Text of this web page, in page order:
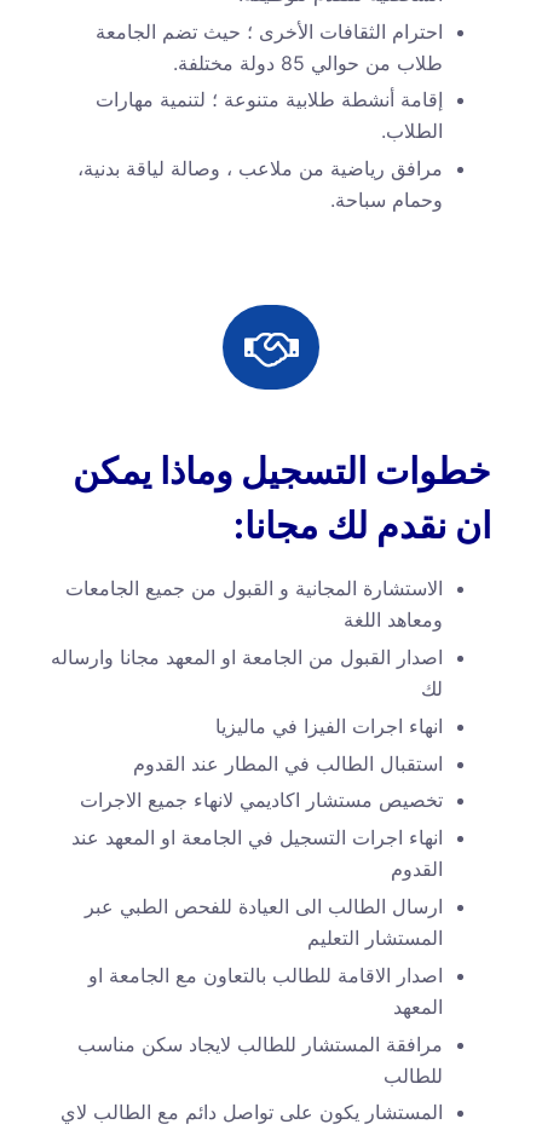
احترام الثقافات الأخرى ؛ حيث تضم الجامعة
طلاب من حوالي 85 دولة مختلفة.
إقامة أنشطة طلابية متنوعة ؛ لتنمية مهارات
الطلاب.
مرافق رياضية من ملاعب ، وصالة لياقة بدنية،
وحمام سباحة.
خطوات التسجيل وماذا يمكن
ان نقدم لك مجانا:
الاستشارة المجانية و القبول من جميع الجامعات
ومعاهد اللغة
​اصدار القبول من الجامعة او المعهد مجانا وارساله
لك
انهاء اجرات الفيزا في ماليزيا
استقبال الطالب في المطار عند القدوم
تخصيص مستشار اكاديمي لانهاء جميع الاجرات
انهاء اجرات التسجيل في الجامعة او المعهد عند
القدوم
ارسال الطالب الى العيادة للفحص الطبي عبر
المستشار التعليم
اصدار الاقامة للطالب بالتعاون مع الجامعة او
المعهد
مرافقة المستشار للطالب لايجاد سكن مناسب
للطالب
المستشار يكون على تواصل دائم مع الطالب لاي